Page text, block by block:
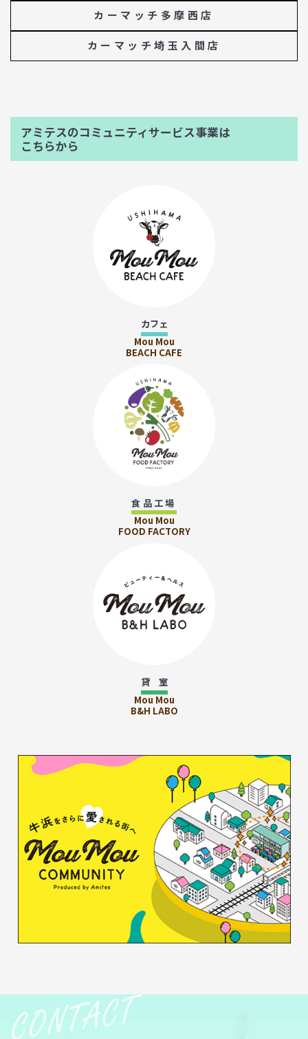
カーマッチ多摩西店
カーマッチ埼玉入間店
アミテスのコミュニティサービス事業は
こちらから
カフェ
Mou Mou
BEACH CAFE
食品工場
Mou Mou
FOOD FACTORY
貸 室
Mou Mou
B&H LABO